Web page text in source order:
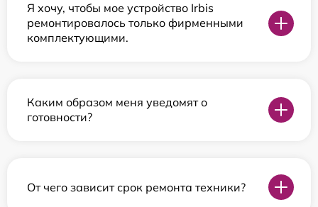
Я хочу, чтобы мое устройство Irbis
ремонтировалось только фирменными
комплектующими.
Каким образом меня уведомят о
готовности?
От чего зависит срок ремонта техники?